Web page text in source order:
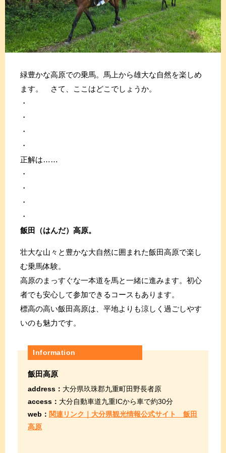
緑豊かな高原での乗馬。馬上から雄大な自然を楽しめ
ます。 さて、ここはどこでしょうか。
・
・
・
・
正解は……
・
・
・
・
飯田（はんだ）高原。
壮大な山々と豊かな大自然に囲まれた飯田高原で楽し
む乗馬体験。
高原のまっすぐな一本道を馬と一緒に進みます。初心
者でも安心して参加できるコースもあります。
標高の高い飯田高原は、平地よりも涼しく過ごしやす
いのも魅力です。
Information
飯田高原
address： 大分県玖珠郡九重町田野長者原
access： 大分自動車道九重ICから車で約30分
web： 関連リンク｜大分県観光情報公式サイト 飯田
高原